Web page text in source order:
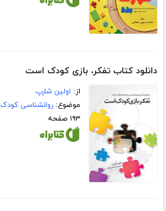
دانلود کتاب تفکر، بازی کودک است
از: اولین شارپ
موضوع:روانشناسی کودک
۱۹۳ صفحه